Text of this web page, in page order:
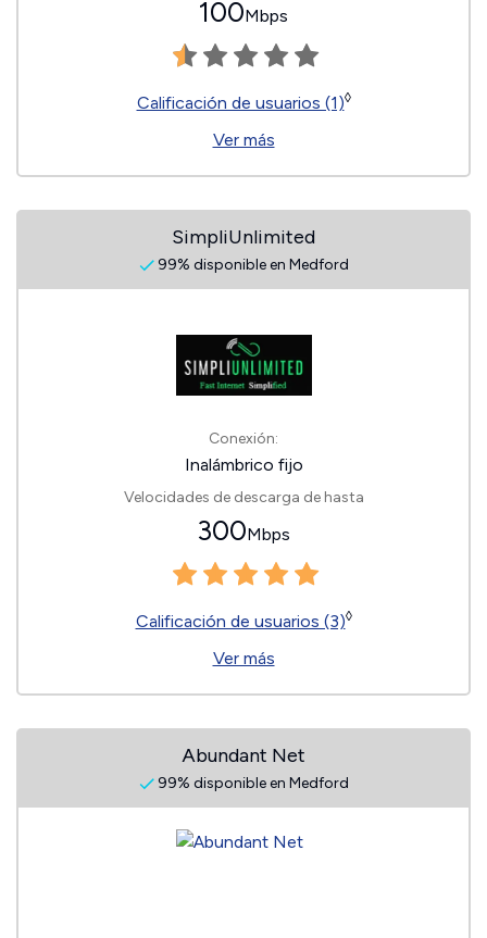
100Mbps
Calificación de usuarios (1)◊
Ver más
SimpliUnlimited
99% disponible en Medford
Conexión:
Inalámbrico fijo
Velocidades de descarga de hasta
300Mbps
Calificación de usuarios (3)◊
Ver más
Abundant Net
99% disponible en Medford